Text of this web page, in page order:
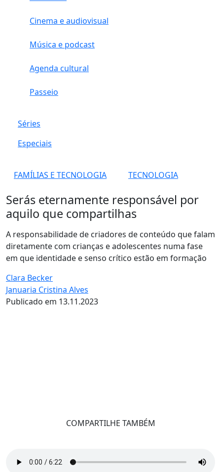
Cinema e audiovisual
Música e podcast
Agenda cultural
Passeio
Séries
Especiais
FAMÍLIAS E TECNOLOGIA TECNOLOGIA
Serás eternamente responsável por
aquilo que compartilhas
A responsabilidade de criadores de conteúdo que falam
diretamente com crianças e adolescentes numa fase
em que identidade e senso crítico estão em formação
Clara Becker
Januaria Cristina Alves
Publicado em 13.11.2023
COMPARTILHE TAMBÉM